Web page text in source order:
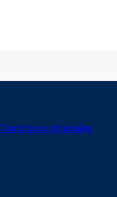
Conditions générales